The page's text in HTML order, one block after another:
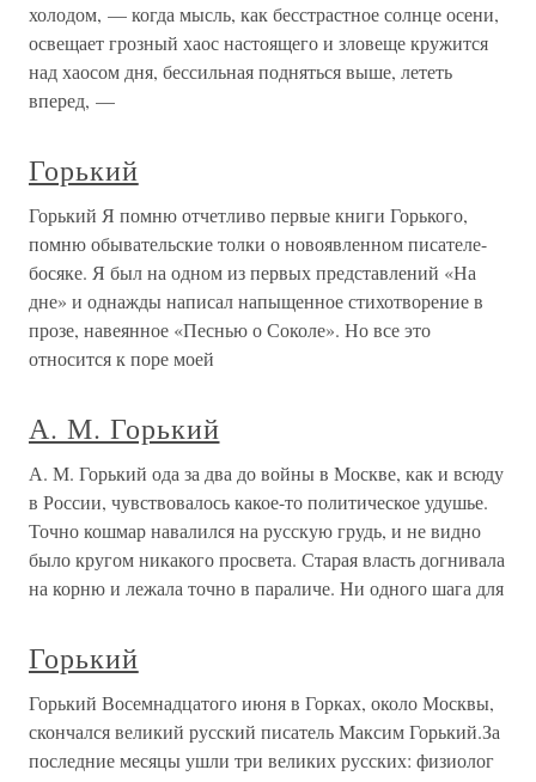
холодом, — когда мысль, как бесстрастное солнце осени,
освещает грозный хаос настоящего и зловеще кружится
над хаосом дня, бессильная подняться выше, лететь
вперед, —
Горький
Горький Я помню отчетливо первые книги Горького,
помню обывательские толки о новоявленном писателе-
босяке. Я был на одном из первых представлений «На
дне» и однажды написал напыщенное стихотворение в
прозе, навеянное «Песнью о Соколе». Но все это
относится к поре моей
А. М. Горький
А. М. Горький ода за два до войны в Москве, как и всюду
в России, чувствовалось какое-то политическое удушье.
Точно кошмар навалился на русскую грудь, и не видно
было кругом никакого просвета. Старая власть догнивала
на корню и лежала точно в параличе. Ни одного шага для
Горький
Горький Восемнадцатого июня в Горках, около Москвы,
скончался великий русский писатель Максим Горький.За
последние месяцы ушли три великих русских: физиолог